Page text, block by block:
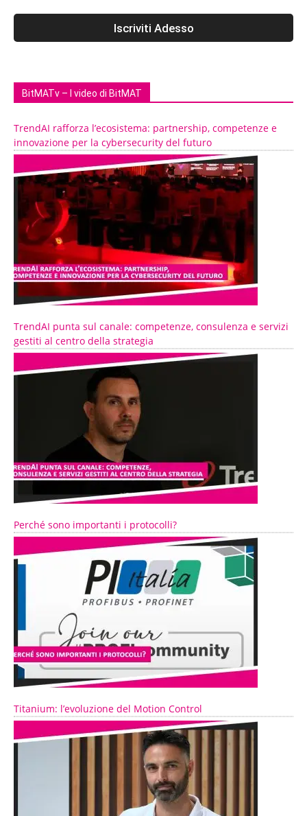
BitMATv – I video di BitMAT
TrendAI rafforza l’ecosistema: partnership, competenze e
innovazione per la cybersecurity del futuro
TrendAI punta sul canale: competenze, consulenza e servizi
gestiti al centro della strategia
Perché sono importanti i protocolli?
Titanium: l’evoluzione del Motion Control